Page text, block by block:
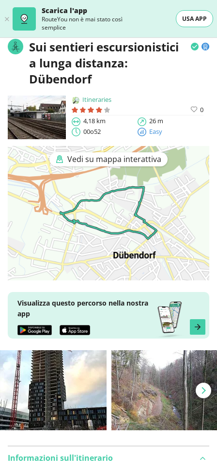
Scarica l'app
RouteYou non è mai stato così
semplice
USA APP
Sui sentieri escursionistici
a lunga distanza:
Dübendorf
Itineraries
0
4,18 km
26 m
00o52
Easy
Vedi su mappa interattiva
Visualizza questo percorso nella nostra
app
Informazioni sull'itinerario